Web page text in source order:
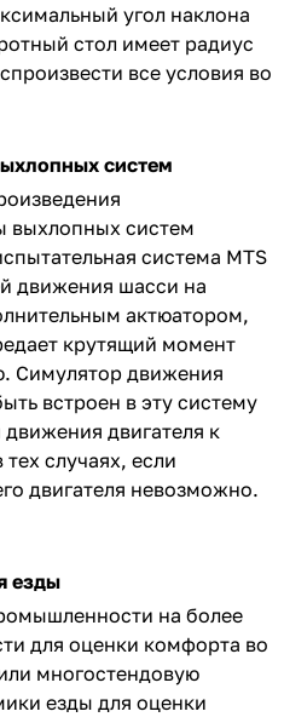
угол наклона
стол имеет радиус
все условия во
систем
выхлопных систем
система MTS
движения шасси на
актюатором,
крутящий момент
Симулятор движения
встроен в эту систему
двигателя к
случаях, если
двигателя невозможно.
езды
на более
для оценки комфорта во
многостендовую
езды для оценки